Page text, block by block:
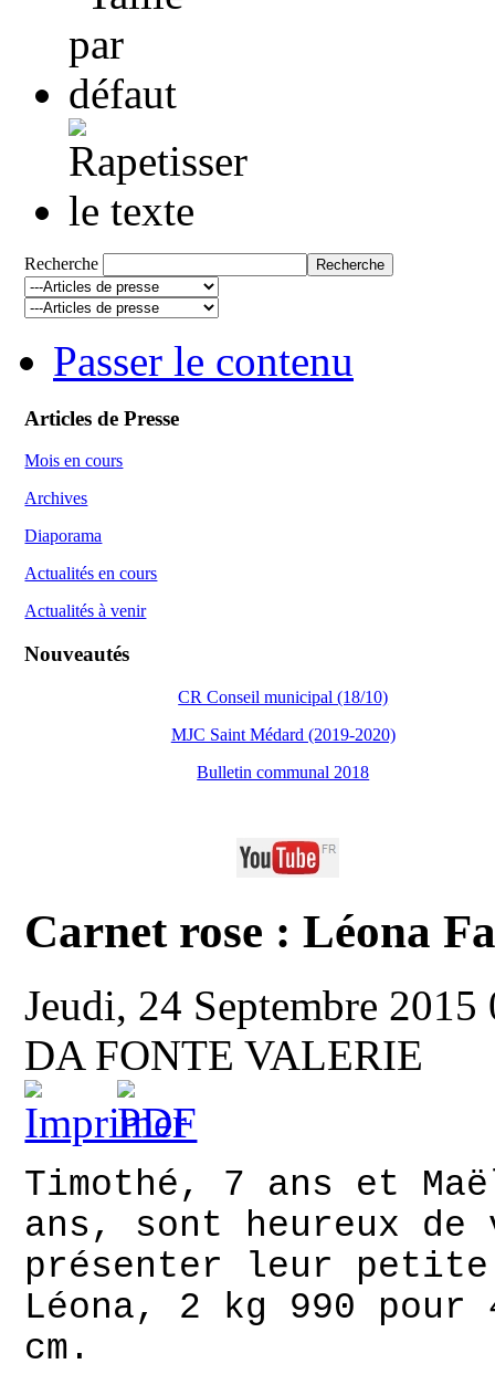
Recherche
Passer le contenu
Articles de Presse
Mois en cours
Archives
Diaporama
Actualités en cours
Actualités à venir
Nouveautés
CR Conseil municipal (18/10)
MJC Saint Médard (2019-2020)
Bulletin communal 2018
Carnet rose : Léona
Jeudi, 24 Septembre 2015
DA FONTE VALERIE
Timothé, 7 ans et
ans, sont heureux de
présenter leur petite
Léona, 2 kg 990 pour
cm.